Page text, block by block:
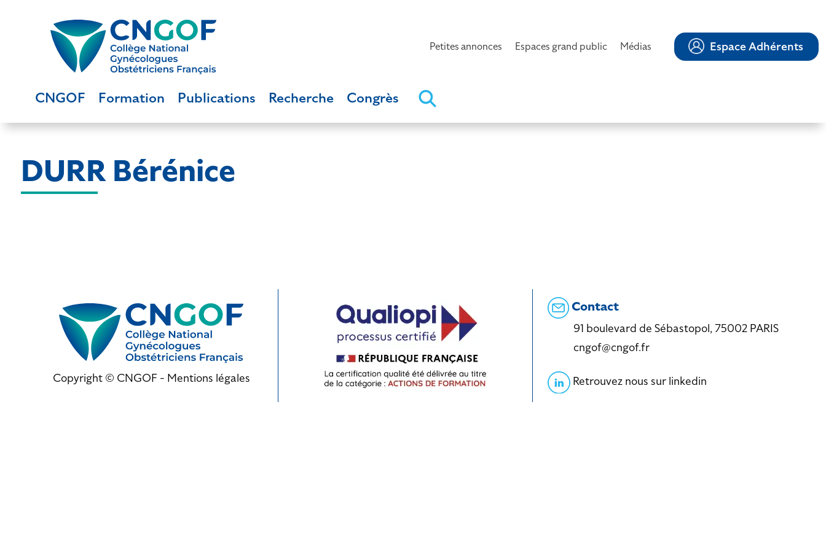
Petites annonces Espaces grand public Médias Espace Adhérents
CNGOF Formation Publications Recherche Congrès
DURR Bérénice
Copyright © CNGOF - Mentions légales
Contact
91 boulevard de Sébastopol, 75002 PARIS
cngof@cngof.fr
Retrouvez nous sur linkedin